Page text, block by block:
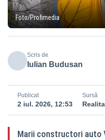
Foto/Profimedia
Scris de
Iulian Budusan
Publicat
2 iul. 2026, 12:53
Sursă
Marii constructori auto